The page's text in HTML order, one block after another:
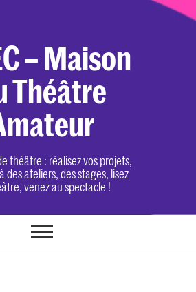
– Maison
Théâtre
théâtre : réalisez vos projets,
des ateliers, des stages, lisez
venez au spectacle !